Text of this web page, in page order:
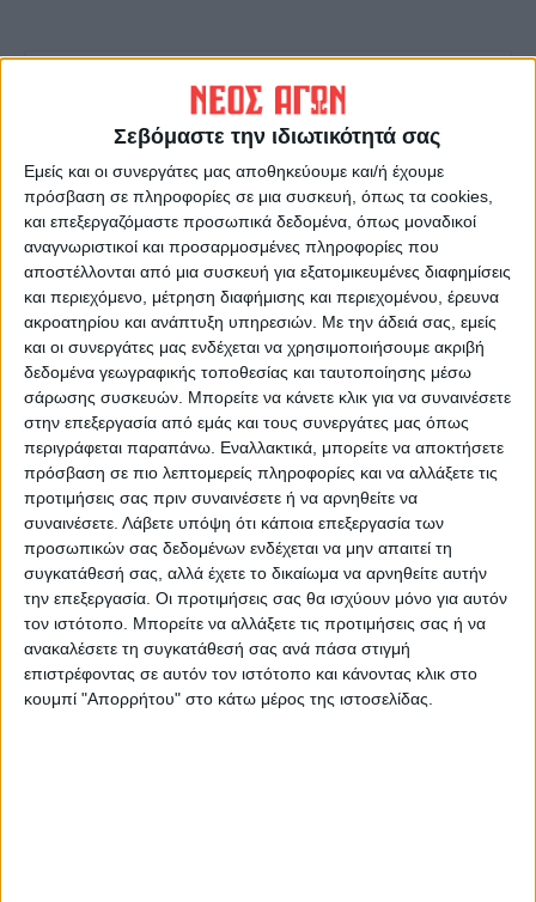
Σεβόμαστε την ιδιωτικότητά σας
Εμείς και οι συνεργάτες μας αποθηκεύουμε και/ή έχουμε
πρόσβαση σε πληροφορίες σε μια συσκευή, όπως τα cookies,
και επεξεργαζόμαστε προσωπικά δεδομένα, όπως μοναδικοί
αναγνωριστικοί και προσαρμοσμένες πληροφορίες που
αποστέλλονται από μια συσκευή για εξατομικευμένες διαφημίσεις
και περιεχόμενο, μέτρηση διαφήμισης και περιεχομένου, έρευνα
ακροατηρίου και ανάπτυξη υπηρεσιών. Με την άδειά σας, εμείς
και οι συνεργάτες μας ενδέχεται να χρησιμοποιήσουμε ακριβή
δεδομένα γεωγραφικής τοποθεσίας και ταυτοποίησης μέσω
σάρωσης συσκευών. Μπορείτε να κάνετε κλικ για να συναινέσετε
στην επεξεργασία από εμάς και τους συνεργάτες μας όπως
περιγράφεται παραπάνω. Εναλλακτικά, μπορείτε να αποκτήσετε
πρόσβαση σε πιο λεπτομερείς πληροφορίες και να αλλάξετε τις
προτιμήσεις σας πριν συναινέσετε ή να αρνηθείτε να
συναινέσετε. Λάβετε υπόψη ότι κάποια επεξεργασία των
προσωπικών σας δεδομένων ενδέχεται να μην απαιτεί τη
συγκατάθεσή σας, αλλά έχετε το δικαίωμα να αρνηθείτε αυτήν
την επεξεργασία. Οι προτιμήσεις σας θα ισχύουν μόνο για αυτόν
τον ιστότοπο. Μπορείτε να αλλάξετε τις προτιμήσεις σας ή να
ανακαλέσετε τη συγκατάθεσή σας ανά πάσα στιγμή
επιστρέφοντας σε αυτόν τον ιστότοπο και κάνοντας κλικ στο
κουμπί "Απορρήτου" στο κάτω μέρος της ιστοσελίδας.
ΝΕΟΣ ΑΓΩΝ
https://neosagon.gr
Η Αρχαιότερη Καθημερινή Πρωινή Εφημερίδα της Καρδίτσας
ΠΑΡΟΜΟΙΑ ΑΡΘΡΑ